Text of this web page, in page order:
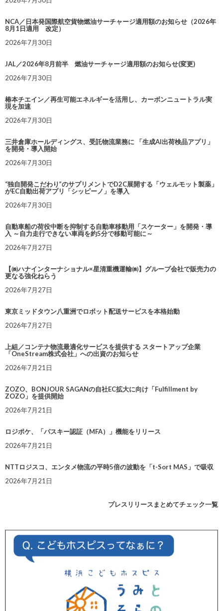
NCA／日本発国際航空貨物燃油サーチャージ適用額のお知らせ（2026年
8月1日適用 改定）
2026年7月30日
JAL／2026年8月前半 燃油サーチャージ適用額のお知らせ(変更)
2026年7月30日
椿本チエイン／再生可能エネルギーを活用し、カーボンニュートラル実
現を加速
2026年7月30日
三井倉庫ホールディングス、受託物流業務に 「生成AI出荷検品アプリ」
を開発・導入開始
2026年7月30日
“独自開発こだわり”のサプリメントでD2C展開する「ウェルモット製薬」
がEC自動出荷アプリ「シッピーノ」を導入
2026年7月30日
自動車船の荷役中断を抑制する自動車移動用「スケーター」を開発・導
入 ～自力走行できない車両を約5分で移動可能に～
2026年7月27日
【㈱ハナインターナショナル×星清重機運輸㈱】グループ会社で販売力の
更なる強化ねらう
2026年7月27日
東京ミッドタウン八重洲でロボット配送サービスを本格始動
2026年7月27日
上組／コンテナ物流最適化サービスを提供する スタートアップ企業
「OneStream株式会社」への出資のお知らせ
2026年7月21日
ZOZO、BONJOUR SAGANの自社EC拡大に向け「Fulfillment by
ZOZO」を提供開始
2026年7月21日
ロジポケ、「パスキー認証（MFA）」機能をリリース
2026年7月21日
NTTロジスコ、エンタメ物流の平時5倍の波動を「t-Sort MAS」で吸収
2026年7月21日
プレスリリースまとめてチェック一覧